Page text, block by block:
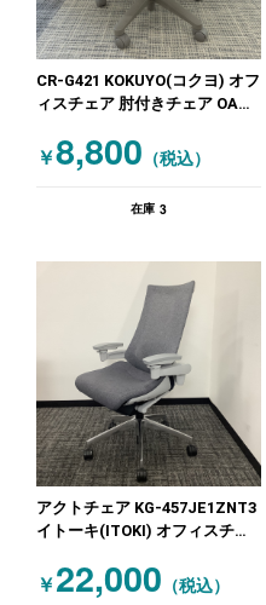
CR-G421 KOKUYO(コクヨ) オフ
ィスチェア 肘付きチェア OAチ
グレー ブラック
￥8,800 （税込）
在庫 3
アクトチェア KG-457JE1ZNT3
イトーキ(ITOKI) オフィスチェ
￥22,000 （税込）